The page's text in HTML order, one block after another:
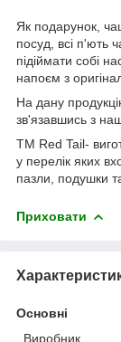
Як подарунок,
посуд, всі п'ють
підіймати собі
напоєм з
На дану
зв'язавшись з
ТМ Red Tail-
у перелік яких
пазли, подушки
Приховати
Основні
Виробник